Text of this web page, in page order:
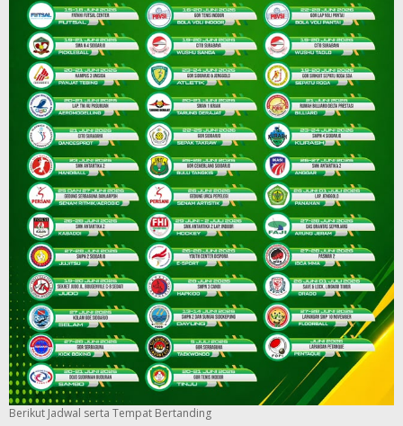
Berikut Jadwal serta Tempat Bertanding